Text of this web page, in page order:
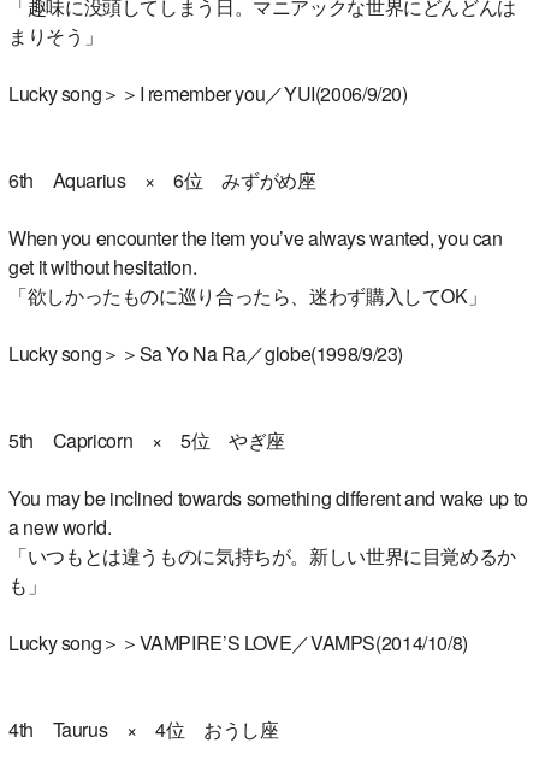
「趣味に没頭してしまう日。マニアックな世界にどんどんは
まりそう」
Lucky song＞＞I remember you／YUI(2006/9/20)
6th Aquarius × 6位 みずがめ座
When you encounter the item you’ve always wanted, you can
get it without hesitation.
「欲しかったものに巡り合ったら、迷わず購入してOK」
Lucky song＞＞Sa Yo Na Ra／globe(1998/9/23)
5th Capricorn × 5位 やぎ座
You may be inclined towards something different and wake up to
a new world.
「いつもとは違うものに気持ちが。新しい世界に目覚めるか
も」
Lucky song＞＞VAMPIRE’S LOVE／VAMPS(2014/10/8)
4th Taurus × 4位 おうし座